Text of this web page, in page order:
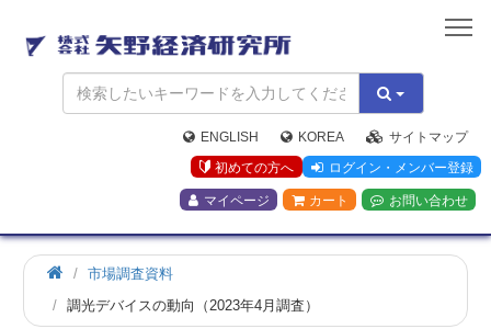
矢
野
経
済
研
究
所
ENGLISH KOREA
サイトマップ
初めての方へ
ログイン・メンバー登録
マイページ カート お問い合わせ
市場調査資料
調光デバイスの動向（2023年4月調査）